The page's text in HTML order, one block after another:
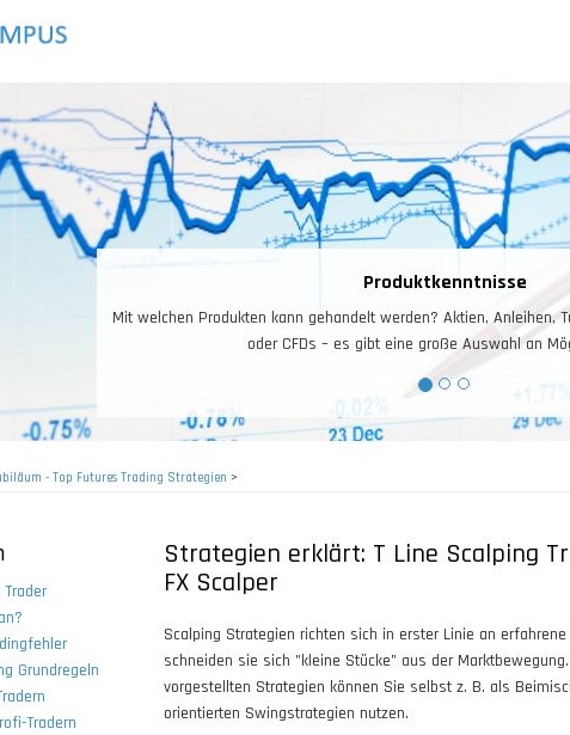
Produktkenntnisse
Mit welchen Produkten kann gehandelt werden? Aktien, Anleihen,
oder CFDs – es gibt eine große Auswahl an
- Top Futures Trading Strategien >
Grundregeln
Tradern
Strategien erklärt: T Line Scalping
FX Scalper
Scalping Strategien richten sich in erster Linie an erfahrene
schneiden sie sich "kleine Stücke" aus der
vorgestellten Strategien können Sie selbst z. B. als
orientierten Swingstrategien nutzen.